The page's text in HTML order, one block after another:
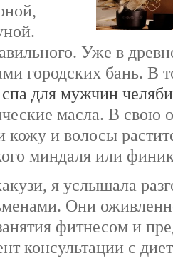
Уже в
городских бань. В
спа для мужчин
масла. В свою
кожу и волосы
миндаля или
я услышала
Они
фитнесом и
консультации с